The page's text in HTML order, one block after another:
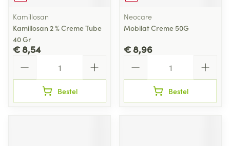
Kamillosan
Kamillosan 2 % Creme Tube
40 Gr
€ 8,54
Bestel
Neocare
Mobilat Creme 50G
€ 8,96
Bestel